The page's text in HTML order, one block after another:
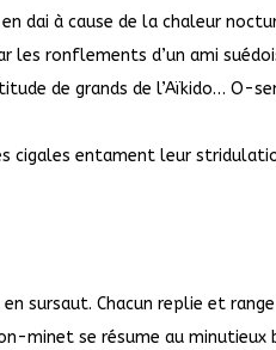
dai à cause de la chaleur
les ronflements d’un ami
de grands de l’Aïkido… O-
cigales entament leur
sursaut. Chacun replie et
minet se résume au